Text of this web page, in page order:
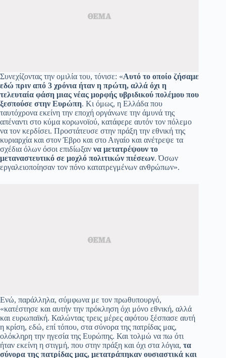
Συνεχίζοντας την ομιλία του, τόνισε: «Αυτό το οποίο ζήσαμε
εδώ πριν από 3 χρόνια ήταν η πρώτη, αλλά όχι η
τελευταία φάση μιας νέας μορφής υβριδικού πολέμου που
ξεσπούσε στην Ευρώπη. Κι όμως, η Ελλάδα που
ταυτόχρονα εκείνη την εποχή οργάνωνε την άμυνά της
απέναντι στο κύμα κορωνοϊού, κατάφερε αυτόν τον πόλεμο
να τον κερδίσει. Προστάτευσε στην πράξη την εθνική της
κυριαρχία και στον Έβρο και στο Αιγαίο και ανέτρεψε τα
σχέδια όλων όσοι επιδίωξαν να μετατρέψουν το
μεταναστευτικό σε μοχλό πολιτικών πιέσεων. Όσων
εργαλειοποίησαν τον πόνο κατατρεγμένων ανθρώπων».
Ενώ, παράλληλα, σύμφωνα με τον πρωθυπουργό,
«κατέστησε και αυτήν την πρόκληση όχι μόνο εθνική, αλλά
και ευρωπαϊκή. Καλώντας τρεις μέρες αφότου ξέσπασε αυτή
η κρίση, εδώ, επί τόπου, στα σύνορα της πατρίδας μας,
ολόκληρη την ηγεσία της Ευρώπης. Και τολμώ να πω ότι
ήταν εκείνη η στιγμή, που στην πράξη και όχι στα λόγια, τα
σύνορα της πατρίδας μας, μετατράπηκαν ουσιαστικά και